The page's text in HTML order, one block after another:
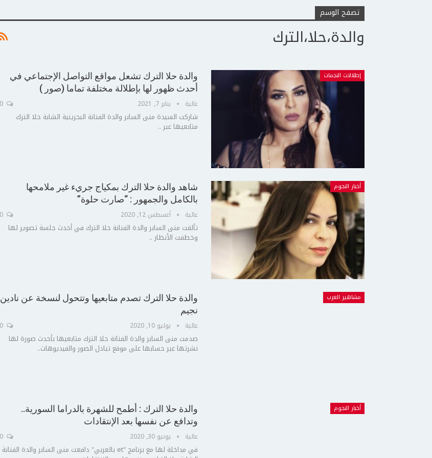
تصفح الوسم
والدة،حلا،الترك
إطلالات النجمات
والدة حلا الترك تشعل مواقع التواصل الإجتماعي في
أحدث ظهور لها بإطلالة مختلفة تماما (صور )
عالية يناير 7, 2021
شاركت السيدة منى السابر والدة الفنانة البحرينية الشابة حلا الترك
متابعيها عبر ..
أخبار النجوم
شاهد والدة حلا الترك بمكياج جريء غير ملامحها
بالكامل والجمهور : “صارت حلوة”
عالية أغسطس 12, 2020
تألقت منى السابر والدة الفنانة حلا الترك في أحدث جلسة تصوير لها
وخطفت الأنظار ..
مشاهير العرب
والدة حلا الترك تصدم متابعيها وتتحول لنسخة عن نادين
نجيم
عالية يوليو 10, 2020
صدمت منى السابر والدة الفنانة حلا الترك متابعيها بأحدث صورة لها
نشرتها عبر حسابها على موقع تبادل الصور والفيديوهات..
أخبار النجوم
والدة حلا الترك : أطمح للشهرة بالدراما السورية..
وتدافع عن نفسها بعد الإنتقادات
عالية يونيو 30, 2020
في مداخلة لها مع برنامج "et بالعربي" دافعت منى السابر والدة الفنانة